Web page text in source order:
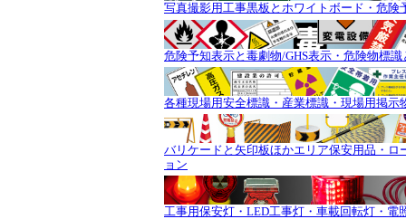
写真撮影用工事黒板とホワイトボード・危険
危険予知表示と毒劇物/GHS表示・危険物標
各種現場用安全標識・産業標識・現場用掲示
バリケードと矢印板ほかエリア保安用品・ロ
ョン
工事用保安灯・LED工事灯・車載回転灯・電